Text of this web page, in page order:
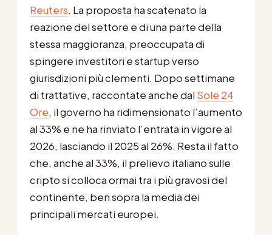
Reuters. La proposta ha scatenato la
reazione del settore e di una parte della
stessa maggioranza, preoccupata di
spingere investitori e startup verso
giurisdizioni più clementi. Dopo settimane
di trattative, raccontate anche dal Sole 24
Ore, il governo ha ridimensionato l’aumento
al 33% e ne ha rinviato l’entrata in vigore al
2026, lasciando il 2025 al 26%. Resta il fatto
che, anche al 33%, il prelievo italiano sulle
cripto si colloca ormai tra i più gravosi del
continente, ben sopra la media dei
principali mercati europei.